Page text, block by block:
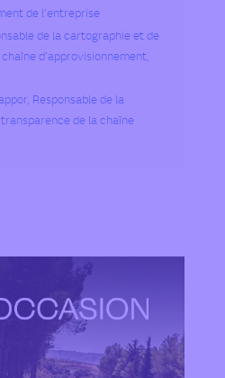
de l’entreprise
de la cartographie et de
d’approvisionnement,
Responsable de la
de la chaîne